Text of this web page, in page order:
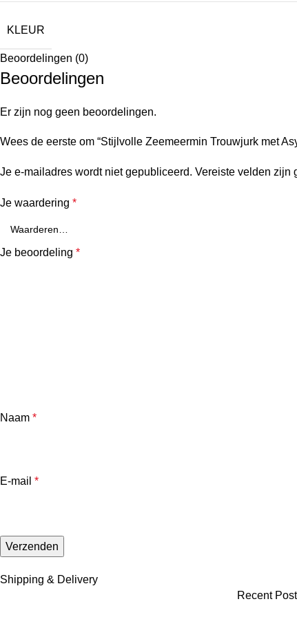
KLEUR
Beoordelingen (0)
Beoordelingen
Er zijn nog geen beoordelingen.
Wees de eerste om “Stijlvolle Zeemeermin Trouwjurk met
Je e-mailadres wordt niet gepubliceerd. Vereiste velden zijn
Je waardering *
Je beoordeling *
Naam *
E-mail *
Shipping & Delivery
Recent